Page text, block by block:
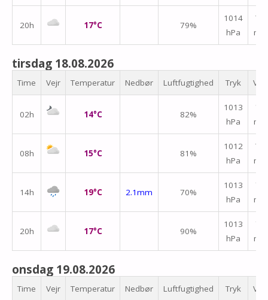
20h 17°C 79%
1014
hPa
↑
m/s
tirsdag 18.08.2026
Time Vejr Temperatur Nedbør Luftfugtighed Tryk
02h 14°C 82%
1013
hPa
↑
m/s
08h 15°C 81%
1012
hPa
↑
m/s
14h 19°C 2.1mm 70%
1013
hPa
↑
m/s
20h 17°C 90%
1013
hPa
↑
m/s
onsdag 19.08.2026
Time Vejr Temperatur Nedbør Luftfugtighed Tryk